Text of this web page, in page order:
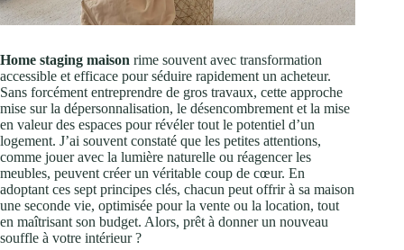
Home staging maison rime souvent avec transformation
accessible et efficace pour séduire rapidement un acheteur.
Sans forcément entreprendre de gros travaux, cette approche
mise sur la dépersonnalisation, le désencombrement et la mise
en valeur des espaces pour révéler tout le potentiel d’un
logement. J’ai souvent constaté que les petites attentions,
comme jouer avec la lumière naturelle ou réagencer les
meubles, peuvent créer un véritable coup de cœur. En
adoptant ces sept principes clés, chacun peut offrir à sa maison
une seconde vie, optimisée pour la vente ou la location, tout
en maîtrisant son budget. Alors, prêt à donner un nouveau
souffle à votre intérieur ?